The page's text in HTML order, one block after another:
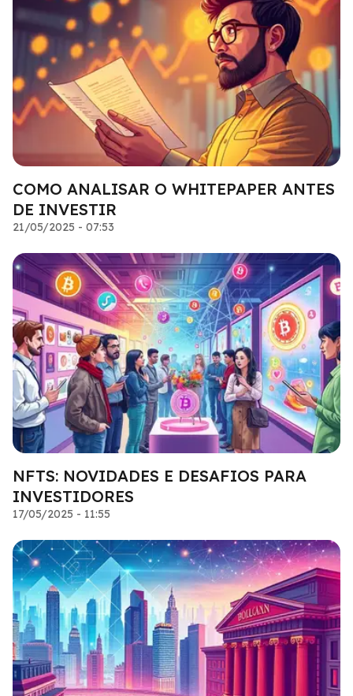
COMO ANALISAR O WHITEPAPER ANTES
DE INVESTIR
21/05/2025 - 07:53
NFTS: NOVIDADES E DESAFIOS PARA
INVESTIDORES
17/05/2025 - 11:55